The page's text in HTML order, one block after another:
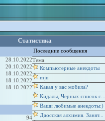
Статистика
Последние сообщения
28.10.2022
20.10.2022
18.10.2022
18.10.2022
18.10.2022
Тема
Компьютерные анекдоты
mju
Какая у вас мобила?
Кидалы, Черных список с...
Ваши любимые анекдоты:)
Даосская алхимия. Занят...
94